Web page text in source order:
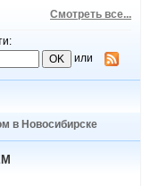
Смотреть все...
или
в Новосибирске